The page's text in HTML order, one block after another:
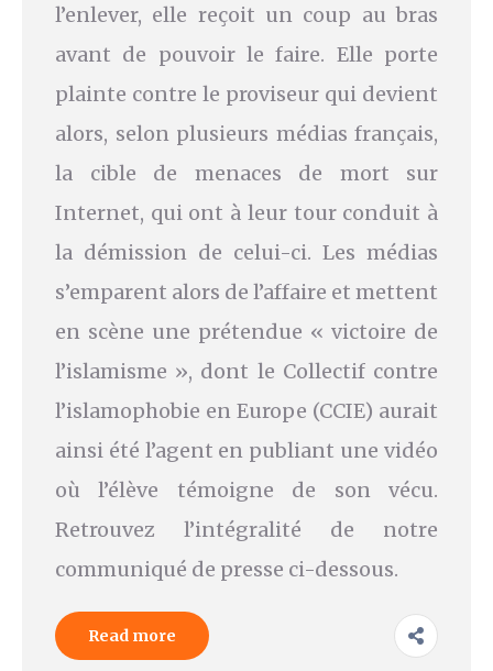
l’enlever, elle reçoit un coup au bras
avant de pouvoir le faire. Elle porte
plainte contre le proviseur qui devient
alors, selon plusieurs médias français,
la cible de menaces de mort sur
Internet, qui ont à leur tour conduit à
la démission de celui-ci. Les médias
s’emparent alors de l’affaire et mettent
en scène une prétendue « victoire de
l’islamisme », dont le Collectif contre
l’islamophobie en Europe (CCIE) aurait
ainsi été l’agent en publiant une vidéo
où l’élève témoigne de son vécu.
Retrouvez l’intégralité de notre
communiqué de presse ci-dessous.
Read more